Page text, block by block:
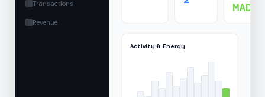
Transactions
Revenue
MAD
Activity & Energy